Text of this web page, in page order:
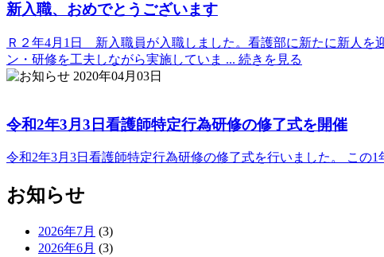
新入職、おめでとうございます
Ｒ２年4月1日 新入職員が入職しました。看護部に新たに新人を
ン・研修を工夫しながら実施していま ... 続きを見る
2020年04月03日
令和2年3月3日看護師特定行為研修の修了式を開催
令和2年3月3日看護師特定行為研修の修了式を行いました。 この
お知らせ
2026年7月 (3)
2026年6月 (3)